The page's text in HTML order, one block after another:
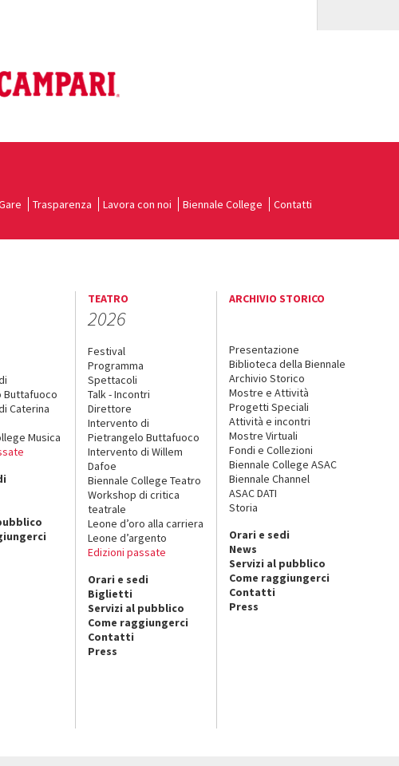
Trasparenza Lavora con noi Biennale College Contatti
Buttafuoco
Caterina
Musica
TEATRO
2026
Festival
Programma
Spettacoli
Talk - Incontri
Direttore
Intervento di
Pietrangelo Buttafuoco
Intervento di Willem
Dafoe
Biennale College Teatro
Workshop di critica
teatrale
Leone d’oro alla carriera
Leone d’argento
Edizioni passate
Orari e sedi
Biglietti
Servizi al pubblico
Come raggiungerci
Contatti
Press
ARCHIVIO STORICO
Presentazione
Biblioteca della Biennale
Archivio Storico
Mostre e Attività
Progetti Speciali
Attività e incontri
Mostre Virtuali
Fondi e Collezioni
Biennale College ASAC
Biennale Channel
ASAC DATI
Storia
Orari e sedi
News
Servizi al pubblico
Come raggiungerci
Contatti
Press